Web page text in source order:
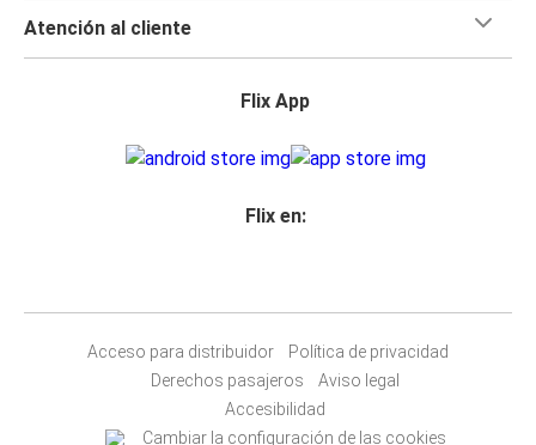
Atención al cliente
Flix App
Flix en:
Acceso para distribuidor
Política de privacidad
Derechos pasajeros
Aviso legal
Accesibilidad
Cambiar la configuración de las cookies